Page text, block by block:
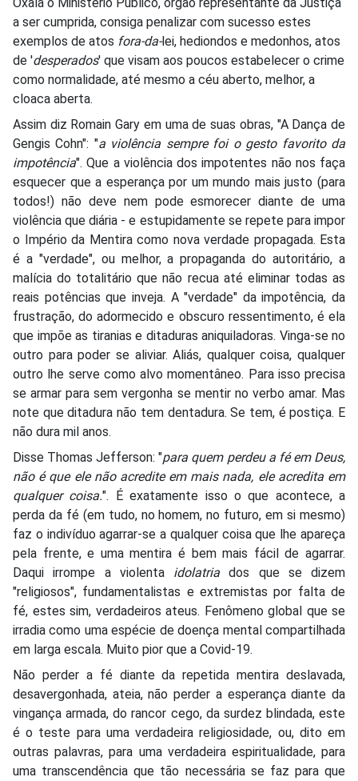
a ser cumprida, consiga penalizar com sucesso estes
exemplos de atos fora-da-lei, hediondos e medonhos, atos
de 'desperados' que visam aos poucos estabelecer o crime
como normalidade, até mesmo a céu aberto, melhor, a
cloaca aberta.
Assim diz Romain Gary em uma de suas obras, "A Dança de
Gengis Cohn": "a violência sempre foi o gesto favorito da
impotência". Que a violência dos impotentes não nos faça
esquecer que a esperança por um mundo mais justo (para
todos!) não deve nem pode esmorecer diante de uma
violência que diária - e estupidamente se repete para impor
o Império da Mentira como nova verdade propagada. Esta
é a "verdade", ou melhor, a propaganda do autoritário, a
malícia do totalitário que não recua até eliminar todas as
reais potências que inveja. A "verdade" da impotência, da
frustração, do adormecido e obscuro ressentimento, é ela
que impõe as tiranias e ditaduras aniquiladoras. Vinga-se no
outro para poder se aliviar. Aliás, qualquer coisa, qualquer
outro lhe serve como alvo momentâneo. Para isso precisa
se armar para sem vergonha se mentir no verbo amar. Mas
note que ditadura não tem dentadura. Se tem, é postiça. E
não dura mil anos.
Disse Thomas Jefferson: "para quem perdeu a fé em Deus,
não é que ele não acredite em mais nada, ele acredita em
qualquer coisa.". É exatamente isso o que acontece, a
perda da fé (em tudo, no homem, no futuro, em si mesmo)
faz o indivíduo agarrar-se a qualquer coisa que lhe apareça
pela frente, e uma mentira é bem mais fácil de agarrar.
Daqui irrompe a violenta idolatria dos que se dizem
"religiosos", fundamentalistas e extremistas por falta de
fé, estes sim, verdadeiros ateus. Fenômeno global que se
irradia como uma espécie de doença mental compartilhada
em larga escala. Muito pior que a Covid-19.
Não perder a fé diante da repetida mentira deslavada,
desavergonhada, ateia, não perder a esperança diante da
vingança armada, do rancor cego, da surdez blindada, este
é o teste para uma verdadeira religiosidade, ou, dito em
outras palavras, para uma verdadeira espiritualidade, para
uma transcendência que tão necessária se faz para que